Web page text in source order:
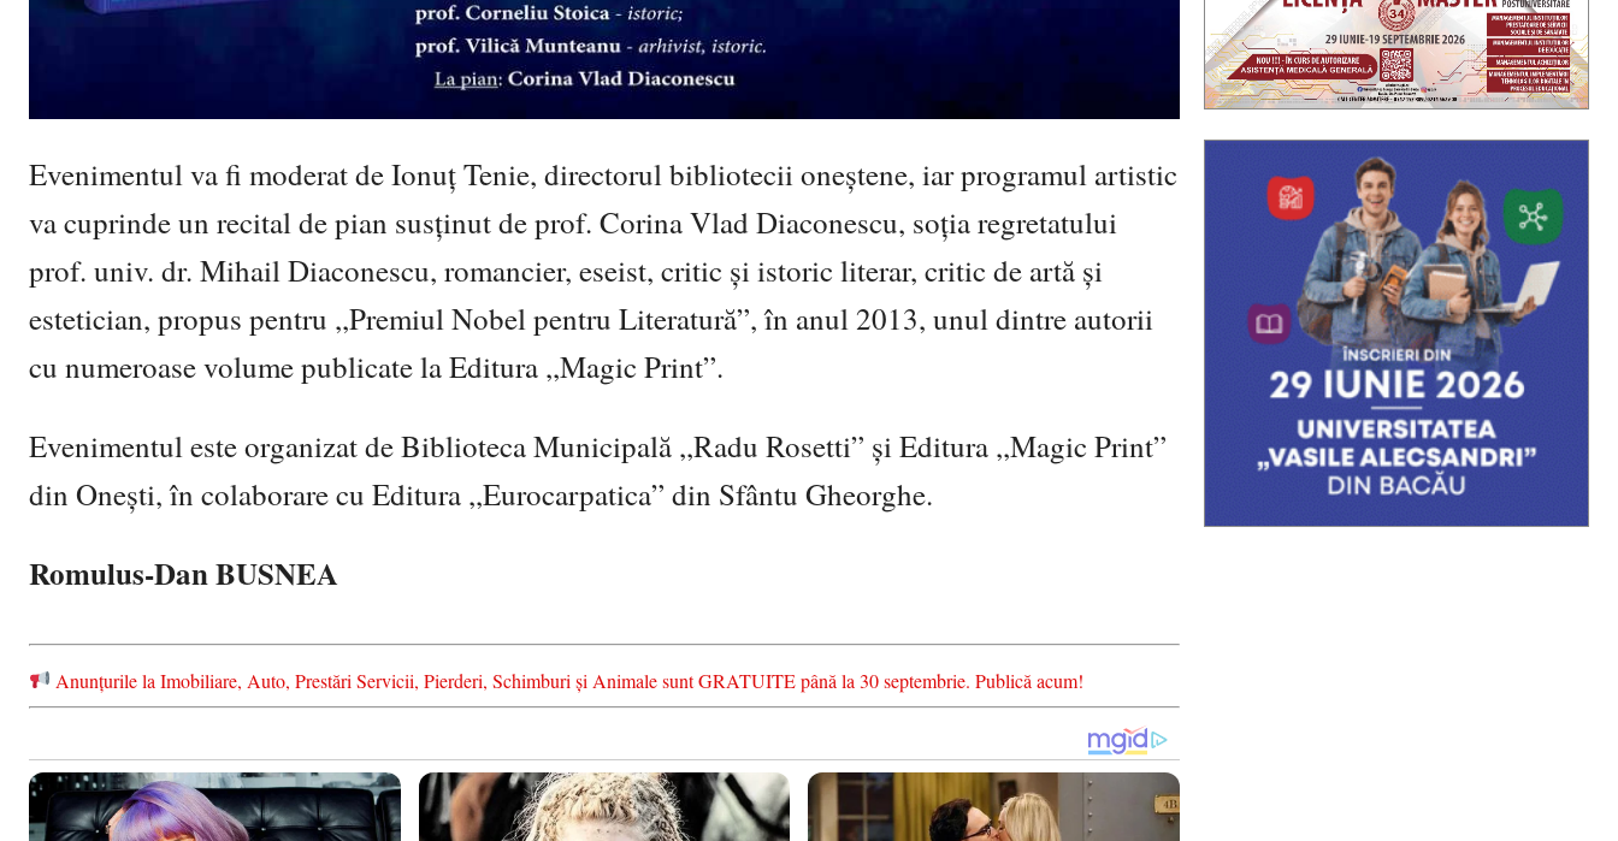
Evenimentul va fi moderat de Ionuț Tenie, directorul bibliotecii oneștene, iar programul artistic
va cuprinde un recital de pian susținut de prof. Corina Vlad Diaconescu, soția regretatului
prof. univ. dr. Mihail Diaconescu, romancier, eseist, critic și istoric literar, critic de artă și
estetician, propus pentru ,,Premiul Nobel pentru Literatură”, în anul 2013, unul dintre autorii
cu numeroase volume publicate la Editura ,,Magic Print”.
Evenimentul este organizat de Biblioteca Municipală ,,Radu Rosetti” și Editura ,,Magic Print”
din Onești, în colaborare cu Editura ,,Eurocarpatica” din Sfântu Gheorghe.
Romulus-Dan BUSNEA
Anunțurile la Imobiliare, Auto, Prestări Servicii, Pierderi, Schimburi și Animale sunt GRATUITE până la 30 septembrie. Publică acum!